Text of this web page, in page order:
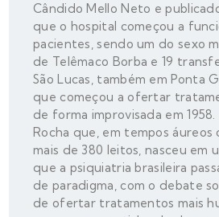
Cândido Mello Neto e
que o hospital começou a
pacientes, sendo um do sexo
de Telêmaco Borba e 19
São Lucas, também em Ponta
que começou a ofertar
de forma improvisada em
Rocha que, em tempos
mais de 380 leitos, nasceu em
que a psiquiatria brasileira
de paradigma, com o debate
de ofertar tratamentos mais